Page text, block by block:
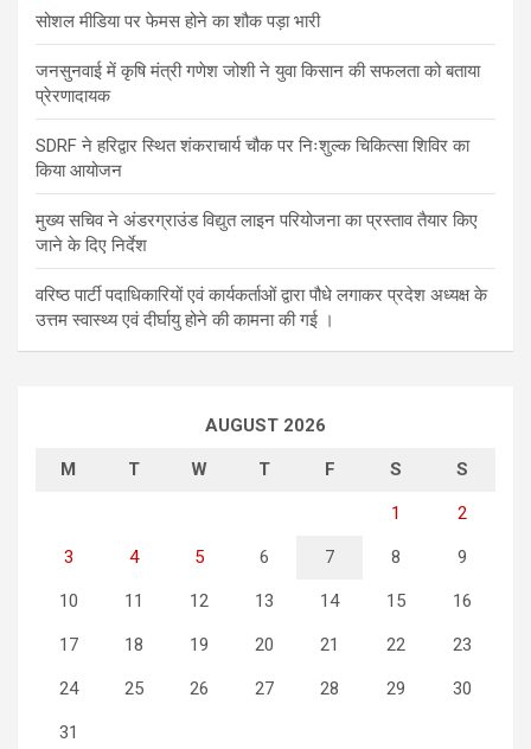
सोशल मीडिया पर फेमस होने का शौक पड़ा भारी
जनसुनवाई में कृषि मंत्री गणेश जोशी ने युवा किसान की सफलता को बताया
प्रेरणादायक
SDRF ने हरिद्वार स्थित शंकराचार्य चौक पर निःशुल्क चिकित्सा शिविर का
किया आयोजन
मुख्य सचिव ने अंडरग्राउंड विद्युत लाइन परियोजना का प्रस्ताव तैयार किए
जाने के दिए निर्देश
वरिष्ठ पार्टी पदाधिकारियों एवं कार्यकर्ताओं द्वारा पौधे लगाकर प्रदेश अध्यक्ष के
उत्तम स्वास्थ्य एवं दीर्घायु होने की कामना की गई ।
AUGUST 2026
M T W T F S S
1 2
3 4 5 6 7 8 9
10 11 12 13 14 15 16
17 18 19 20 21 22 23
24 25 26 27 28 29 30
31